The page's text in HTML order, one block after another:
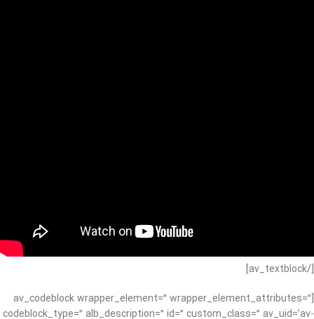
[/av_textblock]
[av_codeblock wrapper_element=” wrapper_element_attributes=”
codeblock_type=” alb_description=” id=” custom_class=” av_uid=’av-